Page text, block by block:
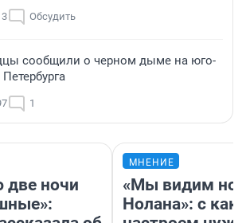
Обсудить
сообщили о черном дыме на юго-
1
две ночи
МНЕНИЕ
«Мы видим
Нолана»: с